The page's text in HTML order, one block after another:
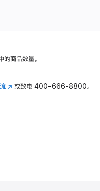
商品数量。
(在 或致电400-666-8800。